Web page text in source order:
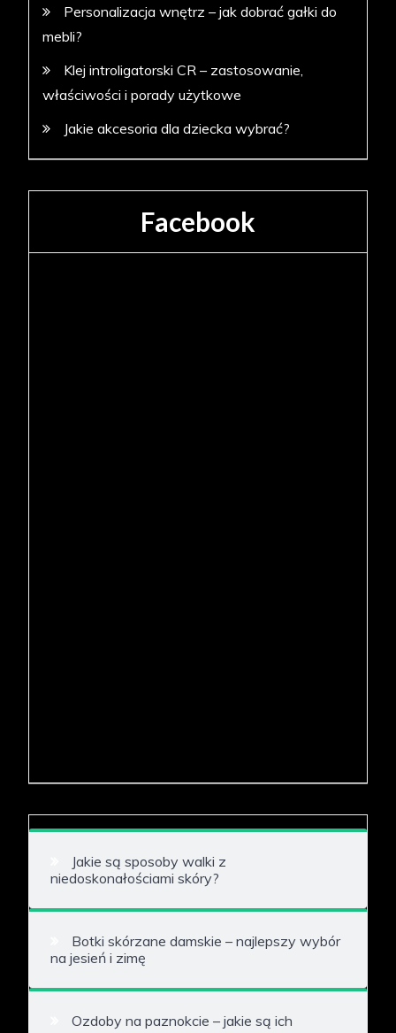
Personalizacja wnętrz – jak dobrać gałki do
mebli?
Klej introligatorski CR – zastosowanie,
właściwości i porady użytkowe
Jakie akcesoria dla dziecka wybrać?
Facebook
Jakie są sposoby walki z
niedoskonałościami skóry?
Botki skórzane damskie – najlepszy wybór
na jesień i zimę
Ozdoby na paznokcie – jakie są ich